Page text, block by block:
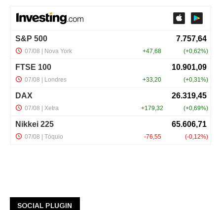
SOCIAL PLUGIN